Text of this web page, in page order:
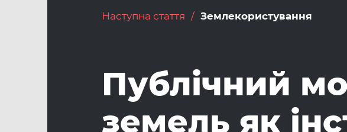
Наступна стаття Землекористування
Публічний
земель як